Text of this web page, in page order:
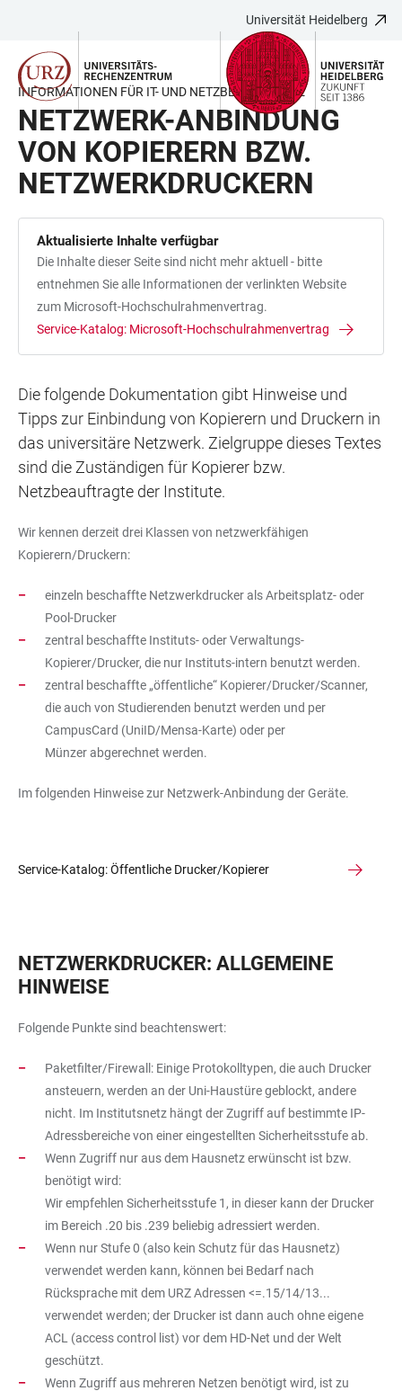
LINKS
ZUR
BARRIEREFREIHEIT
HAUPTINHALT
ÖFFNEN
ÖFFNEN
Universität Heidelberg
INFORMATIONEN FÜR IT- UND NETZBEAUFTRAGTE
NETZWERK-ANBINDUNG
VON KOPIERERN BZW.
NETZWERKDRUCKERN
Aktualisierte Inhalte verfügbar
Die Inhalte dieser Seite sind nicht mehr aktuell - bitte
entnehmen Sie alle Informationen der verlinkten Website
zum Microsoft-Hochschulrahmenvertrag.
Service-Katalog: Microsoft-Hochschulrahmenvertrag
Die folgende Dokumentation gibt Hinweise und
Tipps zur Einbindung von Kopierern und Druckern in
das universitäre Netzwerk. Zielgruppe dieses Textes
sind die Zuständigen für Kopierer bzw.
Netzbeauftragte der Institute.
Wir kennen derzeit drei Klassen von netzwerkfähigen
Kopierern/Druckern:
einzeln beschaffte Netzwerkdrucker als Arbeitsplatz- oder
Pool-Drucker
zentral beschaffte Instituts- oder Verwaltungs-
Kopierer/Drucker, die nur Instituts-intern benutzt werden.
zentral beschaffte „öffentliche“ Kopierer/Drucker/Scanner,
die auch von Studierenden benutzt werden und per
CampusCard (UniID/Mensa-Karte) oder per
Münzer abgerechnet werden.
Im folgenden Hinweise zur Netzwerk-Anbindung der Geräte.
Service-Katalog: Öffentliche Drucker/Kopierer
NETZWERKDRUCKER: ALLGEMEINE
HINWEISE
Folgende Punkte sind beachtenswert:
Paketfilter/Firewall: Einige Protokolltypen, die auch Drucker
ansteuern, werden an der Uni-Haustüre geblockt, andere
nicht. Im Institutsnetz hängt der Zugriff auf bestimmte IP-
Adressbereiche von einer eingestellten Sicherheitsstufe ab.
Wenn Zugriff nur aus dem Hausnetz erwünscht ist bzw.
benötigt wird:
Wir empfehlen Sicherheitsstufe 1, in dieser kann der Drucker
im Bereich .20 bis .239 beliebig adressiert werden.
Wenn nur Stufe 0 (also kein Schutz für das Hausnetz)
verwendet werden kann, können bei Bedarf nach
Rücksprache mit dem URZ Adressen <=.15/14/13...
verwendet werden; der Drucker ist dann auch ohne eigene
ACL (access control list) vor dem HD-Net und der Welt
geschützt.
Wenn Zugriff aus mehreren Netzen benötigt wird, ist zu